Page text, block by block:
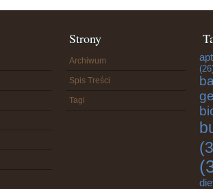
Strony
Archiwum
Spis Treści
Tagi